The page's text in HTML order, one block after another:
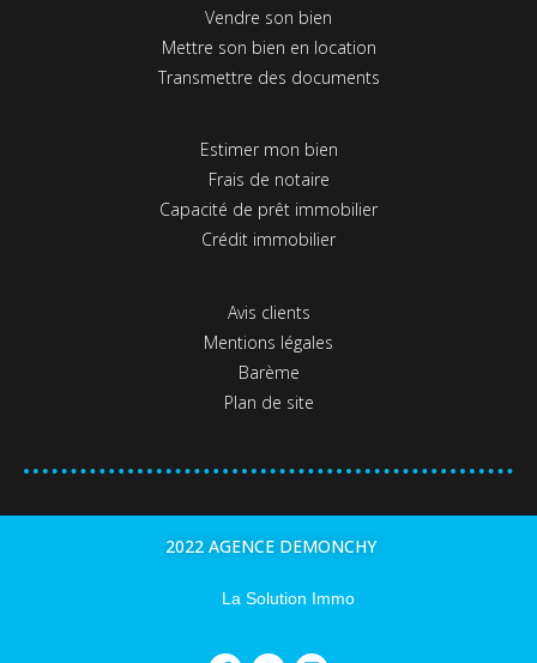
Vendre son bien
Mettre son bien en location
Transmettre des documents
Estimer mon bien
Frais de notaire
Capacité de prêt immobilier
Crédit immobilier
Avis clients
Mentions légales
Barème
Plan de site
2022 AGENCE DEMONCHY
La Solution Immo